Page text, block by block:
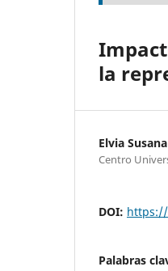
la
Elvia
Centro
DOI:
Palabras